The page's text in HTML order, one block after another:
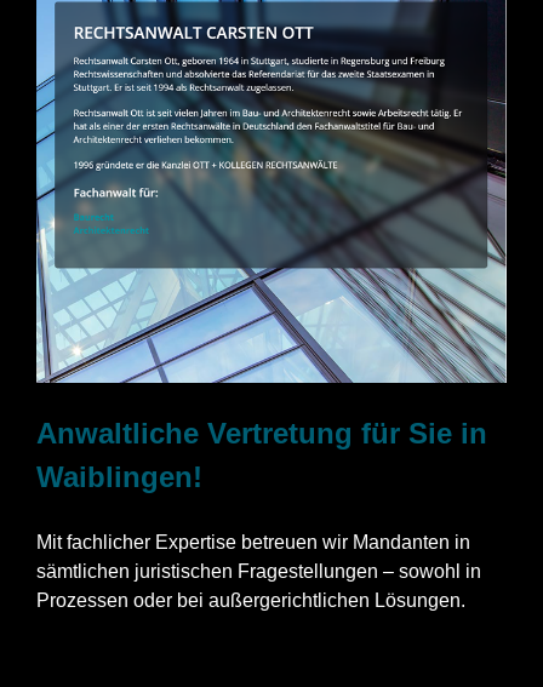
Anwaltliche Vertretung für Sie in
Waiblingen!
Mit fachlicher Expertise betreuen wir Mandanten in
sämtlichen juristischen Fragestellungen – sowohl in
Prozessen oder bei außergerichtlichen Lösungen.